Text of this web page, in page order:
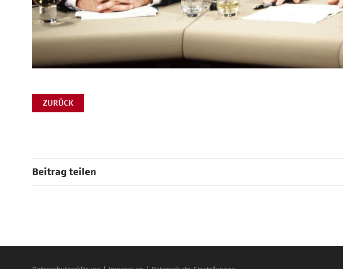
ZURÜCK
Beitrag teilen